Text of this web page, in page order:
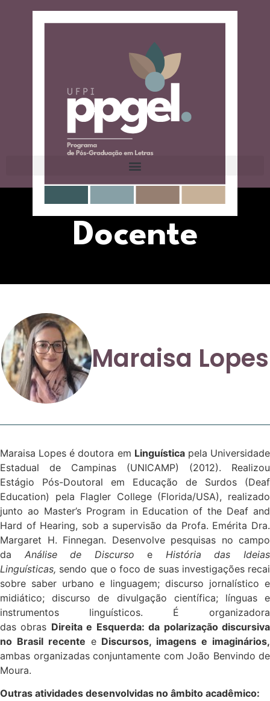
Docente
Maraisa Lopes
Maraisa Lopes é doutora em Linguísticapela Universidade
Estadual de Campinas (UNICAMP) (2012). Realizou
Estágio Pós-Doutoral em Educação de Surdos (Deaf
Education) pela Flagler College (Florida/USA), realizado
junto ao Master’s Program in Education of the Deaf and
Hard of Hearing, sob a supervisão da Profa. Emérita Dra.
Margaret H. Finnegan. Desenvolve pesquisas no campo
da Análise de Discursoe História das Ideias
Linguísticas, sendo que o foco de suas investigações recai
sobre saber urbano e linguagem; discurso jornalístico e
midiático; discurso de divulgação científica; línguas e
instrumentos linguísticos. É organizadora
das obras Direita e Esquerda: da polarização discursiva
no Brasil recente e Discursos, imagens e imaginários,
ambas organizadas conjuntamente com João Benvindo de
Moura.
Outras atividades desenvolvidas no âmbito acadêmico: